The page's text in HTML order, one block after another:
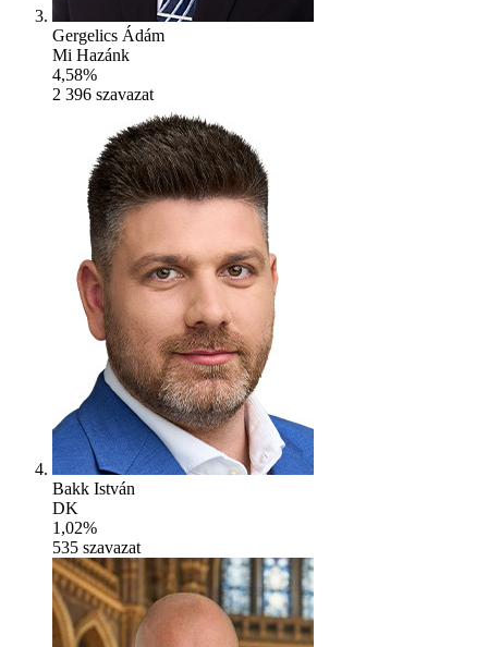
Gergelics Ádám
Mi Hazánk
4,58%
2 396 szavazat
Bakk István
DK
1,02%
535 szavazat